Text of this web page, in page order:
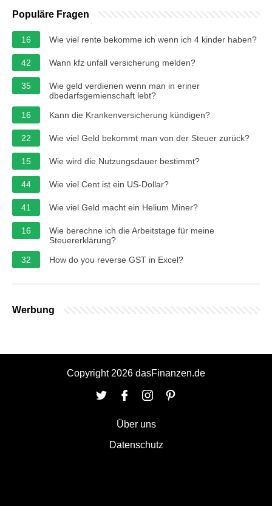
Populäre Fragen
16 Wie viel rente bekomme ich wenn ich 4 kinder haben?
42 Wann kfz unfall versicherung melden?
35
Wie geld verdienen wenn man in eriner
dbedarfsgemienschaft lebt?
16
Kann die Krankenversicherung kündigen?
22 Wie viel Geld bekommt man von der Steuer zurück?
15 Wie wird die Nutzungsdauer bestimmt?
44 Wie viel Cent ist ein US-Dollar?
41 Wie viel Geld macht ein Helium Miner?
16
Wie berechne ich die Arbeitstage für meine
Steuererklärung?
32
How do you reverse GST in Excel?
Werbung
Copyright 2026 dasFinanzen.de
Über uns
Datenschutz